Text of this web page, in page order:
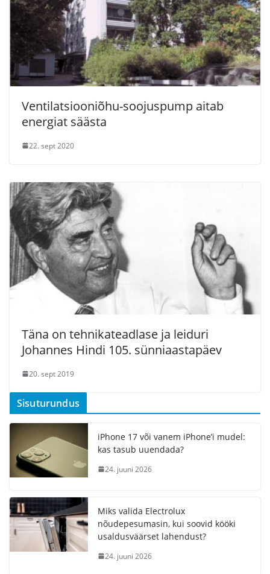
Ventilatsiooniõhu-soojuspump aitab
energiat säästa
22. sept 2020
Täna on tehnikateadlase ja leiduri
Johannes Hindi 105. sünniaastapäev
20. sept 2019
Sisuturundus
iPhone 17 või vanem iPhone’i mudel:
kas tasub uuendada?
24. juuni 2026
Miks valida Electrolux
nõudepesumasin, kui soovid kööki
usaldusväärset lahendust?
24. juuni 2026